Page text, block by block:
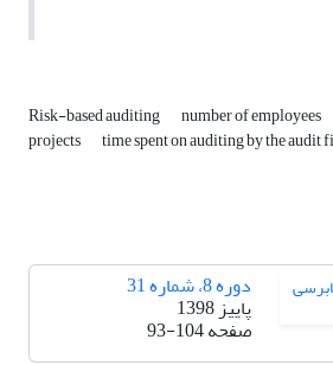
Risk-based auditing number of employees
projects time spent on auditing by the audit
دوره 8، شماره 31
پاییز 1398
صفحه93-104